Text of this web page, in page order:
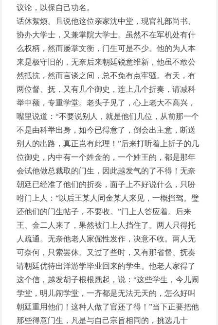
议论，以保自己功名。
话休絮烦。且说他这位亲家沈中堂，现官礼部尚书、
协办大学士，又兼掌院大学士。虽然不在军机处有什
么权柄，然而屡掌文衡，门生可是不少。他的为人本
来是极守旧的，无奈后来朝廷锐意维新，他虽不敢公
然抵抗，然而言谈之间，总不免有点牢骚。有天，有
两位督、抚，又有几个御史，连上几个折奏，请减科
举中额，专重学堂。老头子见了，心上老大不高兴，
嘴里说道：“不要说别人，就是他们几位，从前那一个
不是由科举出身，如今已得意了，倒会出主意，断送
别人的出路，真正岂有此理！”后来打听着上折子的几
位御史，内中有一个姓金的，一个姓王的，都是那年
会试他做总裁取的门生，因此越发气的了不得！无奈
朝廷已经准了他们的折奏，面子上不好说什么，只吩
咐门上人：“以后王某人同金某人来见，一概挡驾。璧
还他们的门生帖子，不要收。”门上人答应着。后来
王、金二人来了，果然被门上人挡住了。两人只得托
人疏通。无奈他老人家倔性发作，决意不收。两人无
可奈何，只索罢休。又过了些时，又有那省督、抚奏
请朝廷优待出洋游学毕业回来的学生。他老人家得了
这个信，越发胡子根根翘起，说：“这些学生，今儿闹
学堂，明儿闹学堂，一齐都是无法无天的，怎么好叫
朝廷重用他们！这种人做了官还了得！”当下正要把他
那些得意门生，凡是与自己宗旨相同的，挑选几十